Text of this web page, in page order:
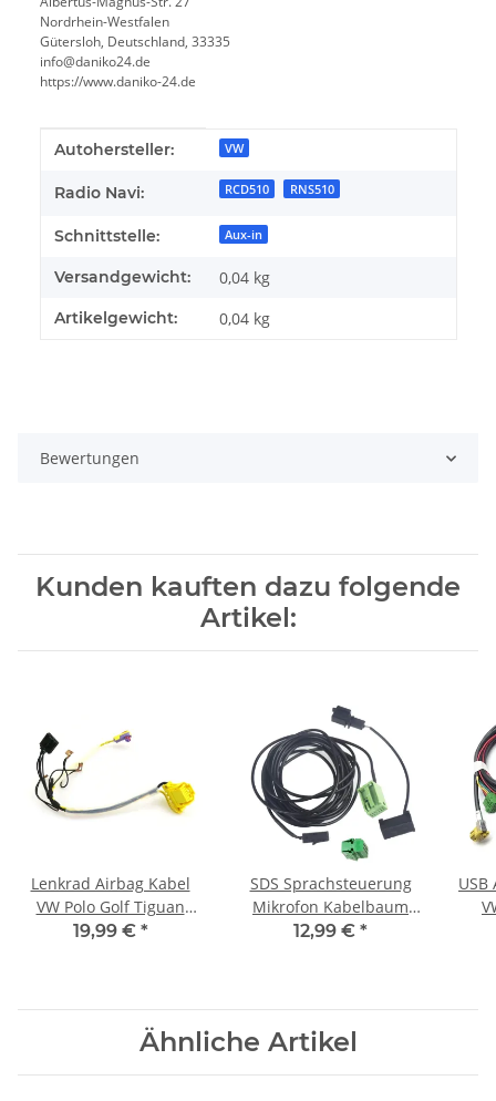
Nordrhein-Westfalen
Gütersloh, Deutschland, 33335
info@daniko24.de
https://www.daniko-24.de
Produkteigenschaft
Wert
Autohersteller: VW
Radio Navi: RCD510 RNS510
Schnittstelle: Aux-in
Versandgewicht: 0,04 kg
Artikelgewicht: 0,04 kg
Bewertungen
Kunden kauften dazu folgende
Artikel:
Lenkrad Airbag Kabel
VW Polo Golf Tiguan
Touran 5K0971584C MFL
19,99 € *
SDS Sprachsteuerung
Mikrofon Kabelbaum
Bluetooth für VW RCD
12,99 € *
Ähnliche Artikel